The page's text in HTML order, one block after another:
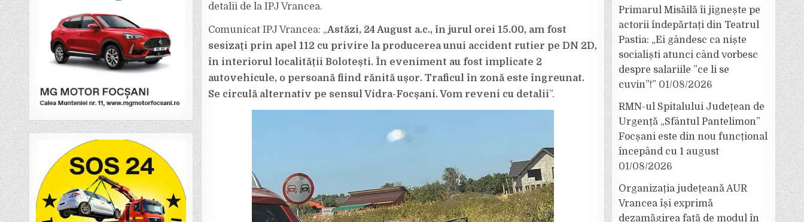
detalii de la IPJ Vrancea.
Comunicat IPJ Vrancea: „Astăzi, 24 August a.c., în jurul orei 15.00, am fost
sesizați prin apel 112 cu privire la producerea unui accident rutier pe DN 2D,
în interiorul localității Bolotești. În eveniment au fost implicate 2
autovehicule, o persoană fiind rănită ușor. Traficul în zonă este îngreunat.
Se circulă alternativ pe sensul Vidra-Focșani. Vom reveni cu detalii”.
Primarul Misăilă îi jignește pe
actorii îndepărtați din Teatrul
Pastia: „Ei gândesc ca niște
socialiști atunci când vorbesc
despre salariile ”ce li se
cuvin”!” 01/08/2026
RMN-ul Spitalului Județean de
Urgență „Sfântul Pantelimon”
Focșani este din nou funcțional
începând cu 1 august
01/08/2026
Organizația județeană AUR
Vrancea își exprimă
dezamăgirea față de modul în